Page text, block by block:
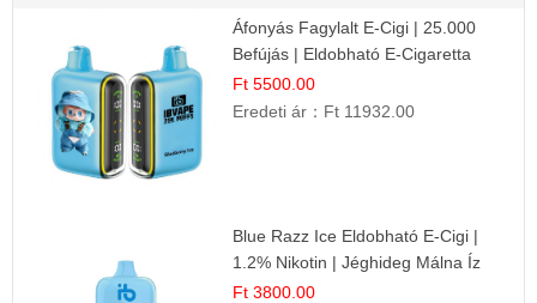
Áfonyás Fagylalt E-Cigi | 25.000
Befújás | Eldobható E-Cigaretta
Ft 5500.00
Eredeti ár： Ft 11932.00
Blue Razz Ice Eldobható E-Cigi |
1.2% Nikotin | Jéghideg Málna Íz
Ft 3800.00